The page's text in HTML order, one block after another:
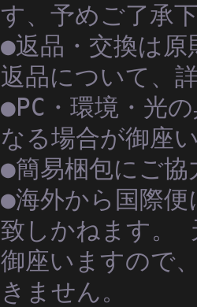
す、予めご了承
●返品・交換は
返品について、
●PC・環境・光
なる場合が御座
●簡易梱包にご
●海外から国際
致しかねます。
御座いますので
きません。